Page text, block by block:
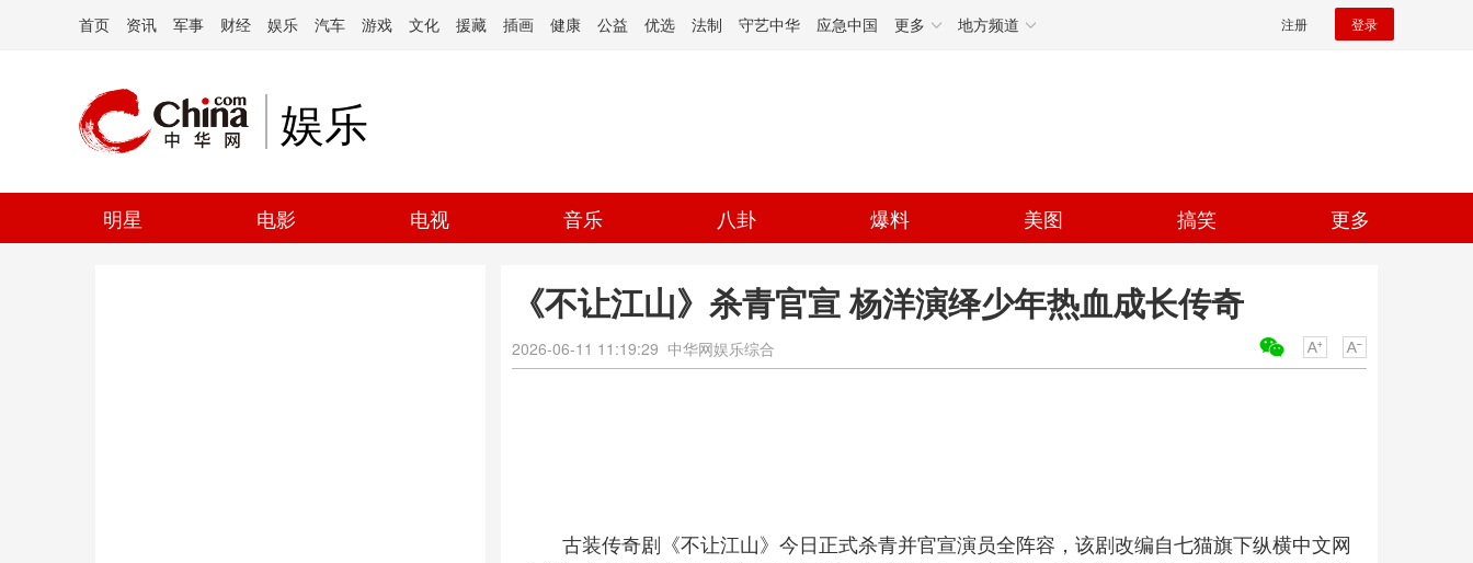
首页 资讯 军事 财经 娱乐 汽车 游戏 文化 援藏 插画 健康 公益 优选 法制 守艺中华 应急中国 更多 地方频道 注册 登录
娱乐
明星 电影 电视 音乐 八卦 爆料 美图 搞笑 更多
《不让江山》杀青官宣 杨洋演绎少年热血成长传奇
2026-06-11 11:19:29 中华网娱乐综合
古装传奇剧《不让江山》今日正式杀青并官宣演员全阵容，该剧改编自七猫旗下纵横中文网